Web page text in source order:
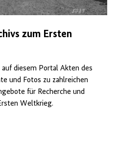
zum Ersten
diesem Portal Akten des
und Fotos zu zahlreichen
für Recherche und
Weltkrieg.